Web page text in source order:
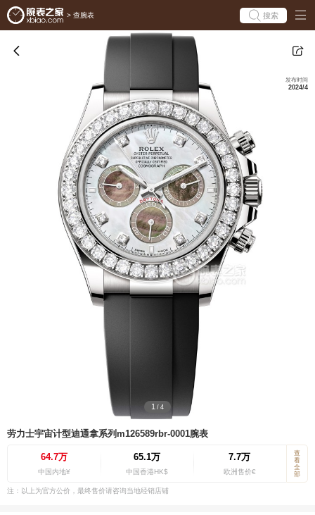
> 查腕表 搜索
1 / 4
发布时间
2024/4
劳力士宇宙计型迪通拿系列m126589rbr-0001腕表
64.7万
中国内地¥
65.1万
中国香港HK$
7.7万
欧洲售价€
查
看
全
部
注：以上为官方公价，最终售价请咨询当地经销店铺